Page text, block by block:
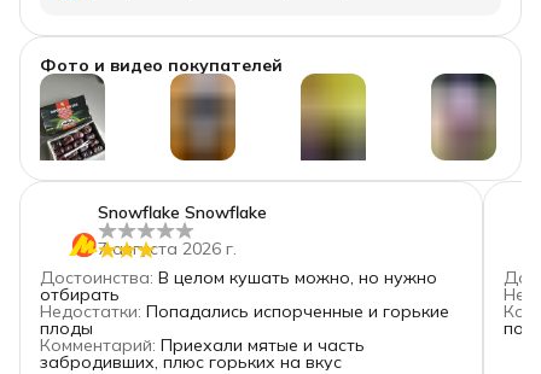
5 звёзд
350
4 звезды
27
3 звезды
2 звезды
Фото и видео покупателей
Snowflake Snowflake
7 августа 2026 г.
Достоинства: В целом кушать можно, но нужно
отбирать
Недостатки: Попадались испорченные и горькие
плоды
Комментарий: Приехали мятые и часть
забродивших, плюс горьких на вкус